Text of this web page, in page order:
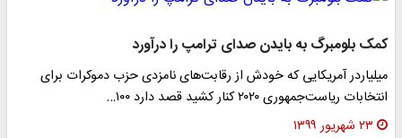
کمک بلومبرگ به بایدن صدای ترامپ را درآورد
میلیاردر آمریکایی که خودش از رقابت‌های نامزدی حزب دموکرات برای
انتخابات ریاست‌جمهوری ۲۰۲۰ کنار کشید قصد دارد ۱۰۰…
۲۳ شهریور ۱۳۹۹